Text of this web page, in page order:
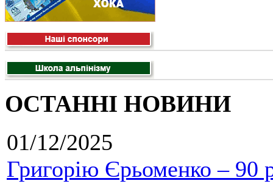
ОСТАННІ НОВИНИ
01/12/2025
Григорію Єрьоменко – 90